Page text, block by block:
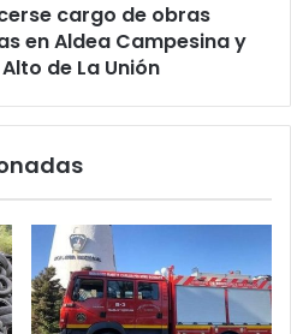
cargo de obras
en Aldea Campesina y
de La Unión